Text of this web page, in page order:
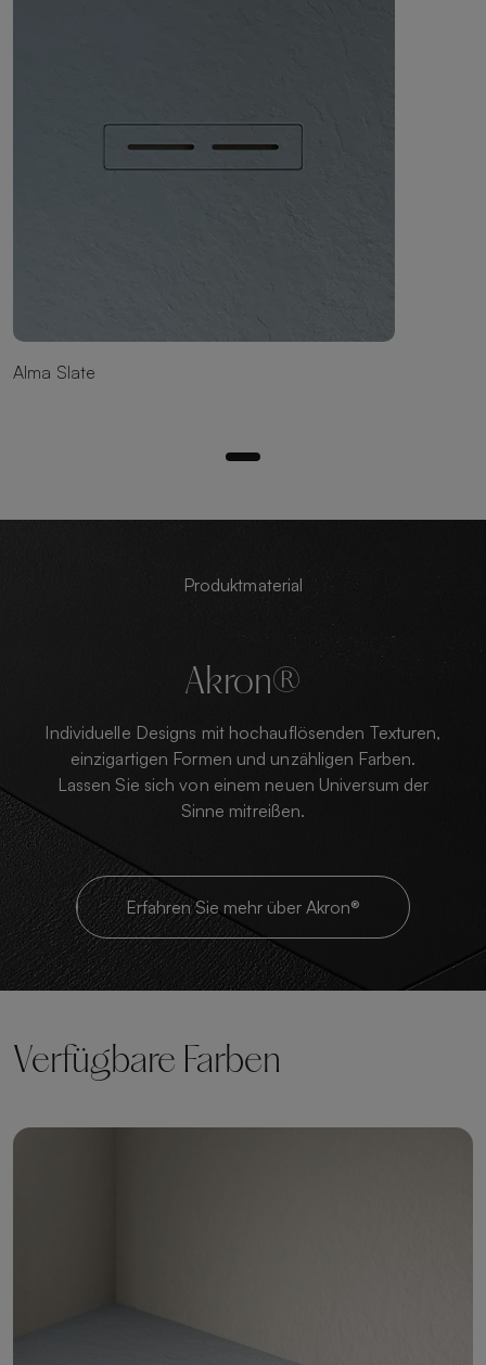
Alma Slate
Produktmaterial
Akron®
Individuelle Designs mit hochauflösenden Texturen,
einzigartigen Formen und unzähligen Farben.
Lassen Sie sich von einem neuen Universum der
Sinne mitreißen.
Erfahren Sie mehr über Akron®
Verfügbare Farben